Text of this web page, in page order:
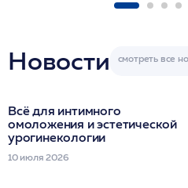
Новости
Всё для интимного
омоложения и эстетической
урогинекологии
10 июля 2026